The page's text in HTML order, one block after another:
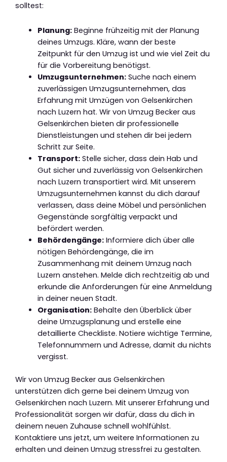
solltest:
Planung:Beginne frühzeitig mit der Planung
deines Umzugs. Kläre, wann der beste
Zeitpunkt für den Umzug ist und wie viel Zeit du
für die Vorbereitung benötigst.
Umzugsunternehmen:Suche nach einem
zuverlässigen Umzugsunternehmen, das
Erfahrung mit Umzügen von Gelsenkirchen
nach Luzern hat. Wir von Umzug Becker aus
Gelsenkirchen bieten dir professionelle
Dienstleistungen und stehen dir bei jedem
Schritt zur Seite.
Transport:Stelle sicher, dass dein Hab und
Gut sicher und zuverlässig von Gelsenkirchen
nach Luzern transportiert wird. Mit unserem
Umzugsunternehmen kannst du dich darauf
verlassen, dass deine Möbel und persönlichen
Gegenstände sorgfältig verpackt und
befördert werden.
Behördengänge:Informiere dich über alle
nötigen Behördengänge, die im
Zusammenhang mit deinem Umzug nach
Luzern anstehen. Melde dich rechtzeitig ab und
erkunde die Anforderungen für eine Anmeldung
in deiner neuen Stadt.
Organisation:Behalte den Überblick über
deine Umzugsplanung und erstelle eine
detaillierte Checkliste. Notiere wichtige Termine,
Telefonnummern und Adresse, damit du nichts
vergisst.
Wir von Umzug Becker aus Gelsenkirchen
unterstützen dich gerne bei deinem Umzug von
Gelsenkirchen nach Luzern. Mit unserer Erfahrung und
Professionalität sorgen wir dafür, dass du dich in
deinem neuen Zuhause schnell wohlfühlst.
Kontaktiere uns jetzt, um weitere Informationen zu
erhalten und deinen Umzug stressfrei zu gestalten.